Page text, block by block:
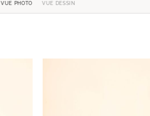
VUE PHOTO VUE DESSIN